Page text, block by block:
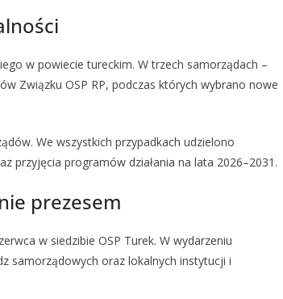
w powiecie tureckim. W trzech samorządach –
Związku OSP RP, podczas których wybrano nowe
We wszystkich przypadkach udzielono
przyjęcia programów działania na lata 2026–2031.
prezesem
w siedzibie OSP Turek. W wydarzeniu
samorządowych oraz lokalnych instytucji i